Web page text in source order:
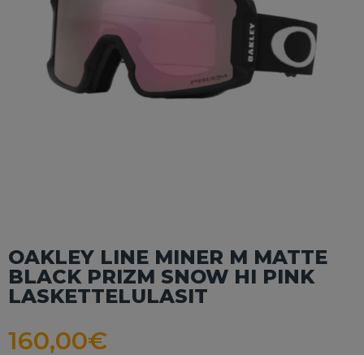
OAKLEY LINE MINER M MATTE
BLACK PRIZM SNOW HI PINK
LASKETTELULASIT
160,00€